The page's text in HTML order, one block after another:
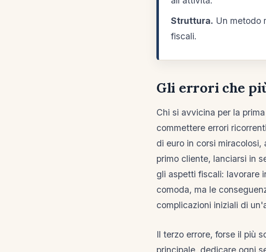
Struttura. Un metodo
fiscali.
Gli errori che
Chi si avvicina per la
commettere errori
di euro in corsi
primo cliente, lanciarsi in
gli aspetti fiscali: lavorare
comoda, ma le
complicazioni iniziali di
Il terzo errore, forse il più
principale, dedicare ogni